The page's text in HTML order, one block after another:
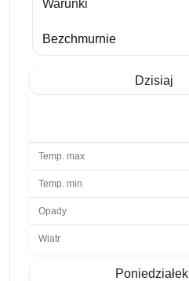
Warunki
Bezchmurnie
Dzisiaj
Poniedziałek